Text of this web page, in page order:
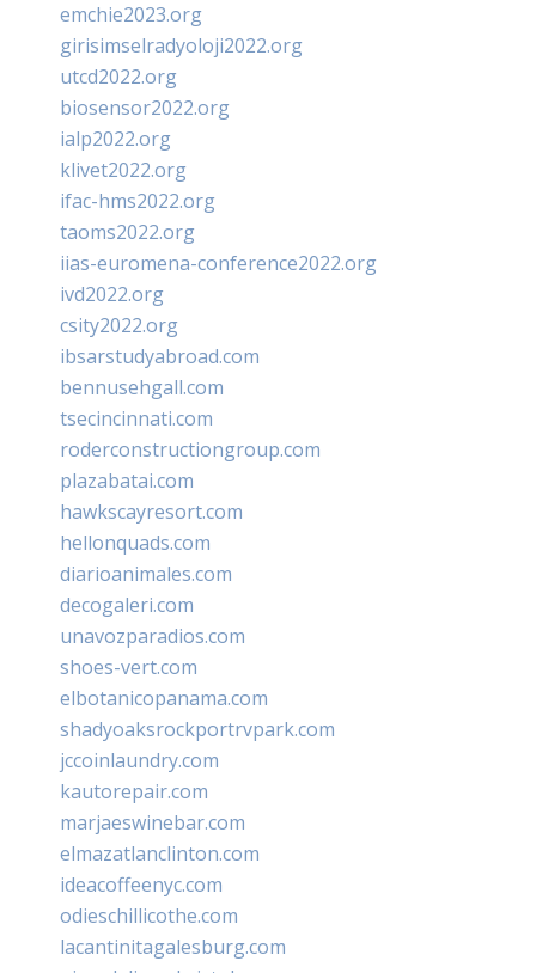
emchie2023.org
girisimselradyoloji2022.org
utcd2022.org
biosensor2022.org
ialp2022.org
klivet2022.org
ifac-hms2022.org
taoms2022.org
iias-euromena-conference2022.org
ivd2022.org
csity2022.org
ibsarstudyabroad.com
bennusehgall.com
tsecincinnati.com
roderconstructiongroup.com
plazabatai.com
hawkscayresort.com
hellonquads.com
diarioanimales.com
decogaleri.com
unavozparadios.com
shoes-vert.com
elbotanicopanama.com
shadyoaksrockportrvpark.com
jccoinlaundry.com
kautorepair.com
marjaeswinebar.com
elmazatlanclinton.com
ideacoffeenyc.com
odieschillicothe.com
lacantinitagalesburg.com